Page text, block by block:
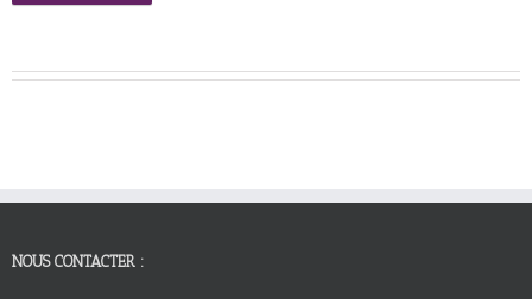
NOUS CONTACTER :